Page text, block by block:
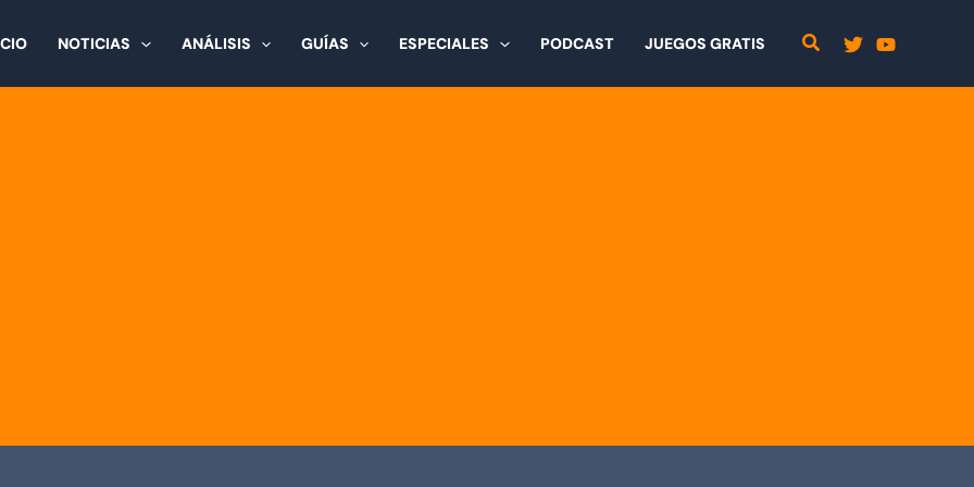
NOTICIAS ANÁLISIS GUÍAS ESPECIALES PODCAST JUEGOS GRATIS